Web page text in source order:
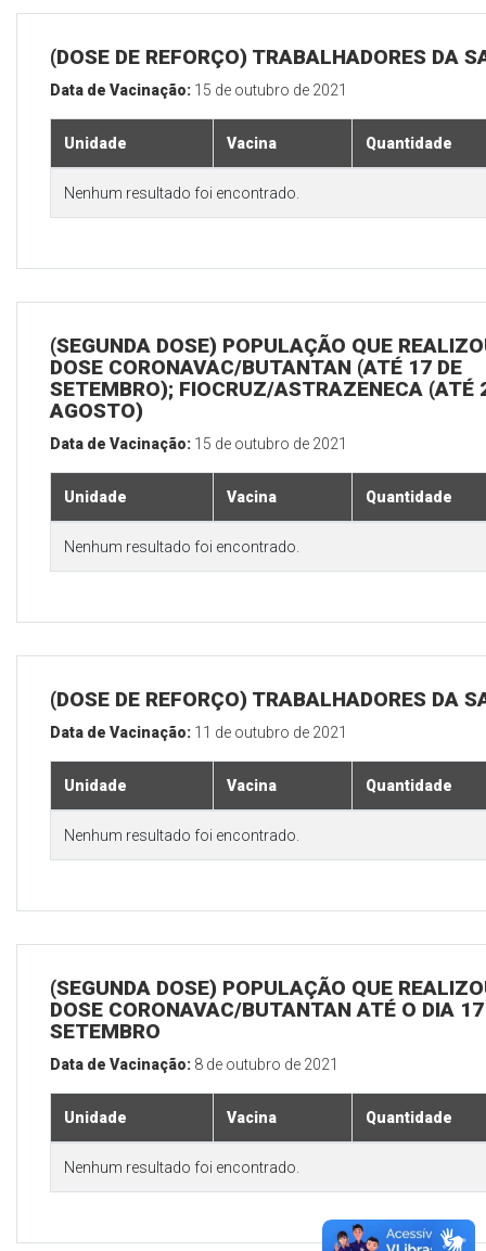
(DOSE DE REFORÇO) TRABALHADORES DA
Data de Vacinação: 15 de outubro de 2021
Unidade Vacina Quantidade
Nenhum resultado foi encontrado.
(SEGUNDA DOSE) POPULAÇÃO QUE
DOSE CORONAVAC/BUTANTAN (ATÉ 17 DE
SETEMBRO); FIOCRUZ/ASTRAZENECA (ATÉ
AGOSTO)
Data de Vacinação: 15 de outubro de 2021
Unidade Vacina Quantidade
Nenhum resultado foi encontrado.
(DOSE DE REFORÇO) TRABALHADORES DA
Data de Vacinação: 11 de outubro de 2021
Unidade Vacina Quantidade
Nenhum resultado foi encontrado.
(SEGUNDA DOSE) POPULAÇÃO QUE
DOSE CORONAVAC/BUTANTAN ATÉ O DIA
SETEMBRO
Data de Vacinação: 8 de outubro de 2021
Unidade Vacina Quantidade
Nenhum resultado foi encontrado.